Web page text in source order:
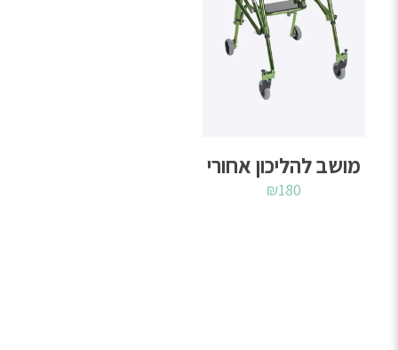
מושב להליכון אחורי
₪180